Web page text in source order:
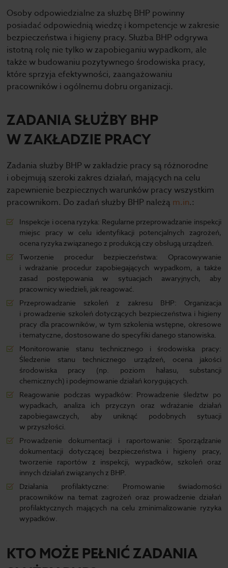
Osoby odpowiedzialne za służbę BHP powinny
posiadać odpowiednią wiedzę i kompetencje w zakresie
bezpieczeństwa i higieny pracy. Służba BHP odgrywa
istotną rolę nie tylko w zapobieganiu wypadkom, ale
także w budowaniu pozytywnego środowiska pracy,
które sprzyja efektywności, zaangażowaniu
pracowników i ogólnemu dobru organizacji.
ZADANIA SŁUŻBY BHP
W ZAKŁADZIE PRACY
Zadania służby BHP w zakładzie pracy są różnorodne
i obejmują szeroki zakres działań, mających na celu
zapewnienie bezpiecznych warunków pracy wszystkim
pracownikom. Do zadań służby BHP należą m.in.:
Inspekcje i ocena ryzyka: Regularne przeprowadzanie inspekcji
miejsc pracy w celu identyfikacji potencjalnych zagrożeń,
ocena ryzyka związanego z produkcją czy obsługą urządzeń.
Tworzenie procedur bezpieczeństwa: Opracowywanie
i wdrażanie procedur zapobiegających wypadkom, a także
zasad postępowania w sytuacjach awaryjnych, aby
pracownicy wiedzieli, jak reagować.
Przeprowadzanie szkoleń z zakresu BHP: Organizacja
i prowadzenie szkoleń dotyczących bezpieczeństwa i higieny
pracy dla pracowników, w tym szkolenia wstępne, okresowe
i tematyczne, dostosowane do specyfiki danego stanowiska.
Monitorowanie stanu technicznego i środowiska pracy:
Śledzenie stanu technicznego urządzeń, ocena jakości
środowiska pracy (np. poziom hałasu, substancji
chemicznych) i podejmowanie działań korygujących.
Reagowanie podczas wypadków: Prowadzenie śledztw po
wypadkach, analiza ich przyczyn oraz wdrażanie działań
zapobiegawczych, aby uniknąć podobnych sytuacji
w przyszłości.
Prowadzenie dokumentacji i raportowanie: Sporządzanie
dokumentacji dotyczącej bezpieczeństwa i higieny pracy,
tworzenie raportów z inspekcji, wypadków, szkoleń oraz
innych działań związanych z BHP.
Działania profilaktyczne: Promowanie świadomości
pracowników na temat zagrożeń oraz prowadzenie działań
profilaktycznych mających na celu zminimalizowanie ryzyka
wypadków.
KTO MOŻE PEŁNIĆ ZADANIA